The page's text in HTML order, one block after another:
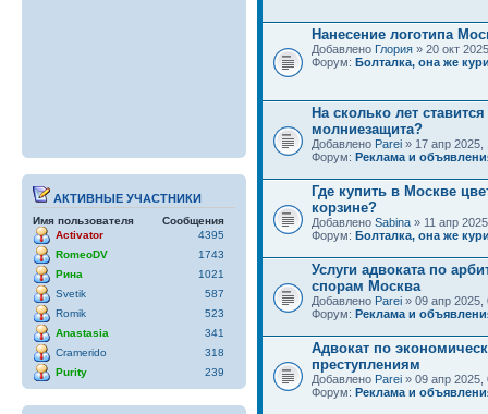
АКТИВНЫЕ УЧАСТНИКИ
Имя пользователя
Сообщения
Activator
4395
RomeoDV
1743
Рина
1021
Svetik
587
Romik
523
Anastasia
341
Cramerido
318
Purity
239
Нанесение логотипа
Добавлено Глория » 20 окт
Форум: Болталка, она же
На сколько лет ставится
молниезащита?
Добавлено Parei » 17 апр 2025,
Форум: Реклама и
Где купить в Москве
корзине?
Добавлено Sabina » 11 апр
Форум: Болталка, она же
Услуги адвоката по
спорам Москва
Добавлено Parei » 09 апр 2025,
Форум: Реклама и
Адвокат по
преступлениям
Добавлено Parei » 09 апр 2025,
Форум: Реклама и